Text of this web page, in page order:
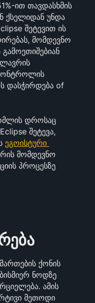
ით თავდასხმის
ქსელიდან უნდა
შეტევით ის
მომდევნო
დასჭირდება of
დროსაც
შეტევა,
ეგოისტური
მომდევნო
პროცესზე
ქონის
ნოდზე
ამის
მეთოდი